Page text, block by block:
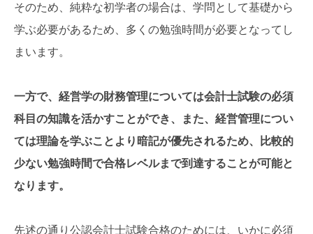
そのため、純粋な初学者の場合は、学問として基礎から
学ぶ必要があるため、多くの勉強時間が必要となってし
まいます。
一方で、経営学の財務管理については会計士試験の必須
科目の知識を活かすことができ、また、経営管理につい
ては理論を学ぶことより暗記が優先されるため、比較的
少ない勉強時間で合格レベルまで到達することが可能と
なります。
先述の通り公認会計士試験合格のためには、いかに必須